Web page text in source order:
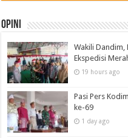
Opini
Wakili Dandim,
Ekspedisi
19 hours ago
Pasi Pers
ke-69
1 day ago